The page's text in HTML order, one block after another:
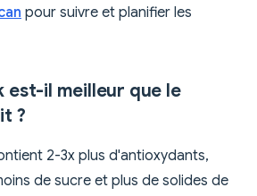
pour suivre et planifier les
est-il meilleur que le
?
2-3x plus d'antioxydants,
de sucre et plus de solides de